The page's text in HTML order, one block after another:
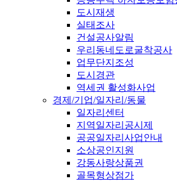
도시재생
실태조사
건설공사알림
우리동네도로굴착공사
업무단지조성
도시경관
역세권 활성화사업
경제/기업/일자리/동물
일자리센터
지역일자리공시제
공공일자리사업안내
소상공인지원
강동사랑상품권
골목형상점가